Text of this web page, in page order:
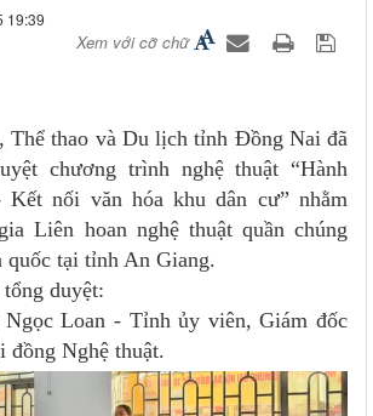
19:39
Xem với cỡ chữ
thao và Du lịch tỉnh Đồng Nai đã
chương trình nghệ thuật “Hành
Kết nối văn hóa khu dân cư” nhằm
Liên hoan nghệ thuật quần chúng
quốc tại tỉnh An Giang.
duyệt:
Loan - Tỉnh ủy viên, Giám đốc
đồng Nghệ thuật.